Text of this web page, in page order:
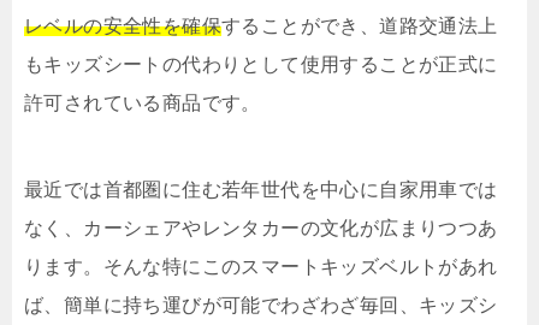
レベルの安全性を確保することができ、道路交通法上
もキッズシートの代わりとして使用することが正式に
許可されている商品です。
最近では首都圏に住む若年世代を中心に自家用車では
なく、カーシェアやレンタカーの文化が広まりつつあ
ります。そんな特にこのスマートキッズベルトがあれ
ば、簡単に持ち運びが可能でわざわざ毎回、キッズシ